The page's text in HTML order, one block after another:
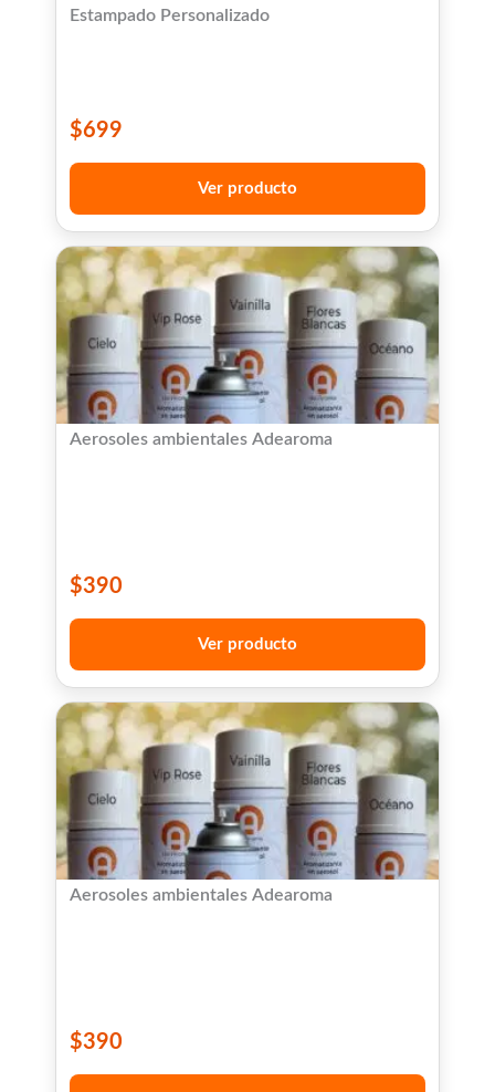
Estampado Personalizado
$699
Ver producto
Aerosoles ambientales Adearoma
$390
Ver producto
Aerosoles ambientales Adearoma
$390